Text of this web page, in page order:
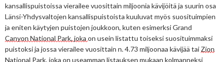
kansallispuistoissa vierailee vuosittain miljoonia kävijöitä ja suurin osa
Länsi-Yhdysvaltojen kansallispuistoista kuuluvat myös suosituimpien
Canyon National Park, joka on usein listattu toiseksi suosituimmaksi
puistoksi ja jossa vierailee vuosittain n. 4.73 miljoonaa kävijää tai Zion
National Park, joka on useamman listauksen mukaan kolmanneksi